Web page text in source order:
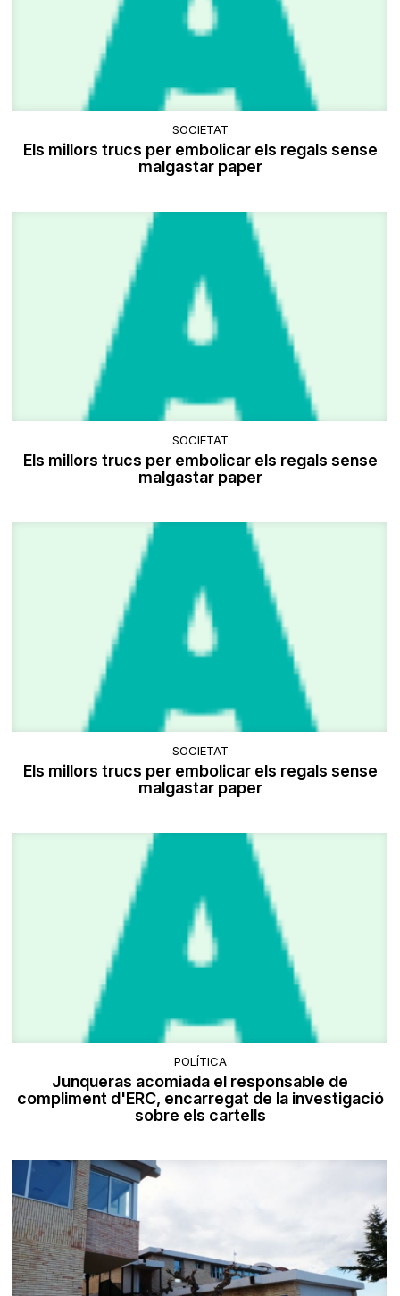
SOCIETAT
Els millors trucs per embolicar els regals sense
malgastar paper
SOCIETAT
Els millors trucs per embolicar els regals sense
malgastar paper
SOCIETAT
Els millors trucs per embolicar els regals sense
malgastar paper
POLÍTICA
Junqueras acomiada el responsable de
compliment d'ERC, encarregat de la investigació
sobre els cartells